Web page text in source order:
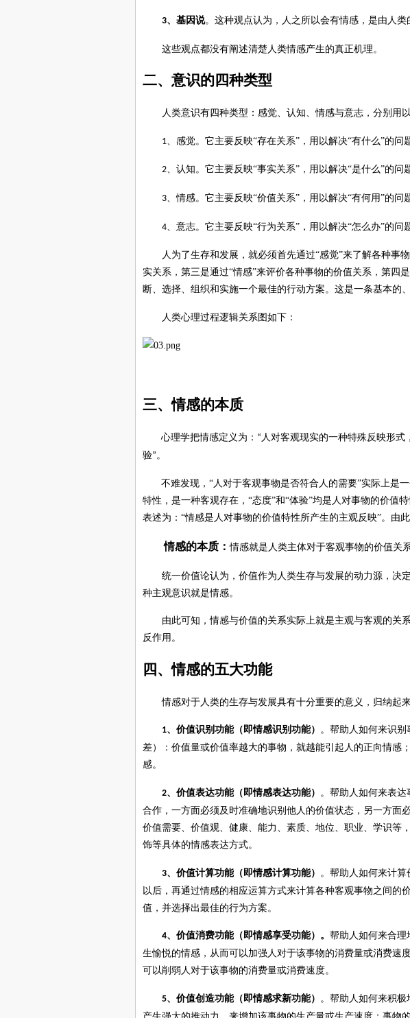
3、基因说。这种观点认为，人之所以会有情感，是由人类
这些观点都没有阐述清楚人类情感产生的真正机理。
二、 意识的四种类型
人类意识有四种类型：感觉、认知、情感与意志，分别用
1 、感觉。它主要反映“存在关系”，用以解决“有什么”的问
2、认知。它主要反映“事实关系”，用以解决“是什么”的问
3 、情感。它主要反映“价值关系”，用以解决“有何用”的问
4 、意志。它主要反映“行为关系”，用以解决“怎么办”的问
人为了生存和发展，就必须首先通过“感觉”来了解各种事
实关系，第三是通过“情感”来评价各种事物的价值关系，第四
断、选择、组织和实施一个最佳的行动方案。这是一条基本的
人类心理过程逻辑关系图如下：
三、情感的本质
心理学把情感定义为： “ 人对客观现实的一种特殊反映形
验” 。
不难发现， “人对于客观事物是否符合人的需要”实际上是
特性，是一种客观存在， “态度”和“体验”均是人对事物的价值
表述为： “情感是人对事物的价值特性所产生的主观反映”。由此
情感的本质 ：情感就是人类主体对于客观事物的价值关
统一价值论认为，价值作为人类生存与发展的动力源，决
种主观意识就是情感。
由此可知，情感与价值的关系实际上就是主观与客观的关
反作用。
四 、情感的五大功能
情感对于人类的生存与发展具有十分重要的意义，归纳起来
1、价值识别 功能（即情感识别功能） 。帮助人如何来识别
差）
： 价值量或价值率越大的事物，就越能引起人的正向情感；
感。
2、价值表达功能（即情感表达功能） 。帮助人如何来表达
合作，一方面必须及时准确地识别他人的价值状态，另一方面
价值需要、价值观、健康、能力、素质、地位、职业、学识等
饰等具体的情感表达方式。
3、价值计算功能（即情感计算功能） 。帮助人如何来计算
以后，再通过情感的相应运算方式来计算各种客观事物之间的
值，并选择出最佳的行为方案。
4、价值消费功能（即情感享受功能） 。 帮助人如何来合理
生愉悦的情感，从而可以加强人对于该事物的消费量或消费速
可以削弱人对于该事物的消费量或消费速度。
5、价值创造功能（即情感求新功能） 。帮助人如何来积极